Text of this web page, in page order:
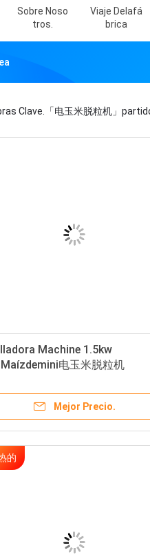
Sobre Noso
Tros.
Viaje Delafá
Brica
Clave. 「电玉米脱粒机」
Machine 1.5kw
电玉米脱粒机
Mejor Precio.
的